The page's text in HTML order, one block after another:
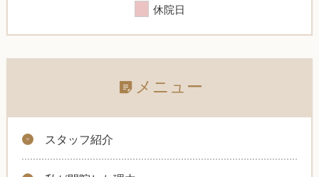
休院日
メニュー
スタッフ紹介